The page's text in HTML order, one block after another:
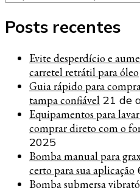
Posts recentes
Evite desperdício e
carretel retrátil para óleo
Guia rápido para
tampa confiável 21 de
Equipamentos para
comprar direto com o
2025
Bomba manual para
certo para sua aplicação
Bomba submersa